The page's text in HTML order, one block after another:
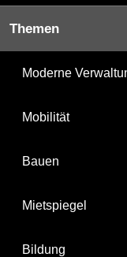
Themen
Moderne
Mobilität
Bauen
Mietspiegel
Bildung